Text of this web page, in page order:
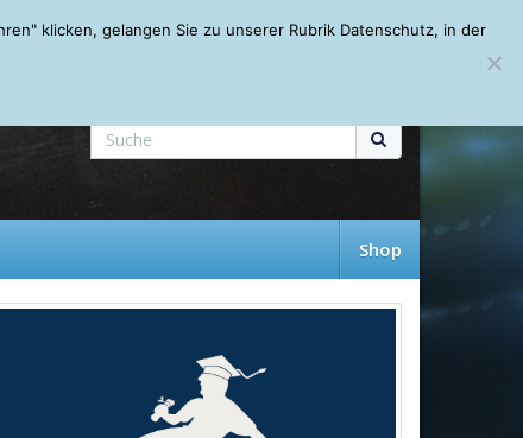
Account About Autoren Leseempfehlungen FAQ
Shop
klicken, gelangen Sie zu unserer Rubrik Datenschutz, in der